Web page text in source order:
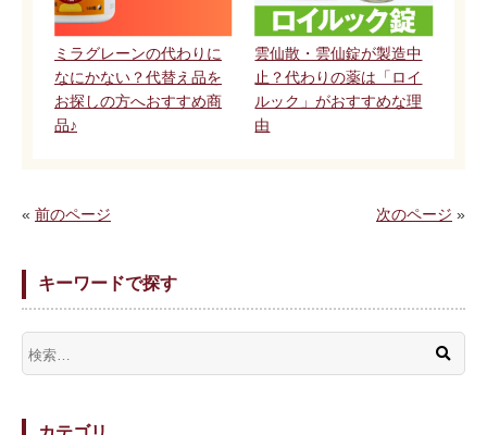
ミラグレーンの代わりに
なにかない？代替え品を
お探しの方へおすすめ商
品♪
雲仙散・雲仙錠が製造中
止？代わりの薬は「ロイ
ルック」がおすすめな理
由
« 前のページ 次のページ »
キーワードで探す